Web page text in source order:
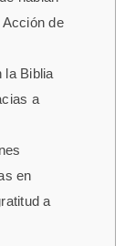
de
la Biblia
a
en
a